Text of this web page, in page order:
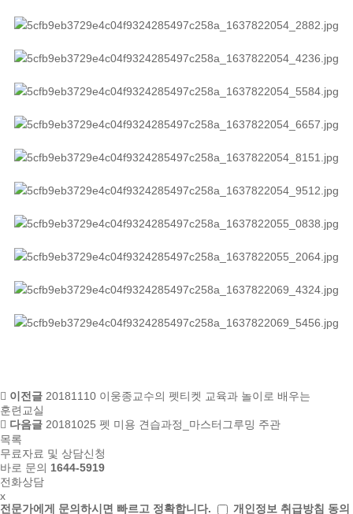
이전글 20181110 이웅종교수의 펫티켓 교육과 놀이로 배우는
훈련교실
다음글 20181025 펫 미용 견습과정_마스터그루밍 주관
목록
무료자료 및 상담신청
바로 문의 1644-5919
전화상담
x
전문가에게 문의하시면 빠르고 정확합니다. 개인정보 취급방침 동의